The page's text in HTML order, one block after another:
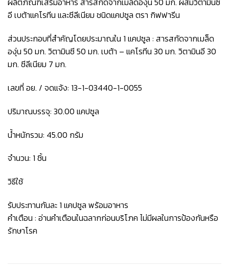
อี เบต้าแคโรทีน และซีลีเนียม ชนิดแคปซูล ตรา กิฟฟารีน
ส่วนประกอบที่สำคัญโดยประมาณใน 1 แคปซูล : สารสกัดจากเมล็ด
องุ่น 50 มก. วิตามินซี 50 มก. เบต้า – แคโรทีน 30 มก. วิตามินอี 30
มก. ซีลีเนียม 7 มก.
เลขที่ อย. / จดแจ้ง: 13-1-03440-1-0055
ปริมาณบรรจุ: 30.00 แคปซูล
น้ำหนักรวม: 45.00 กรัม
จำนวน: 1 ชิ้น
วิธีใช้
รับประทานกันละ 1 แคปซูล พร้อมอาหาร
คำเตือน : อ่านคำเตือนในฉลากก่อนบริโภค ไม่มีผลในการป้องกันหรือ
รักษาโรค